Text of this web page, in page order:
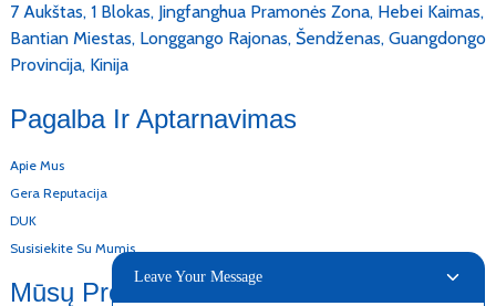
7 Aukštas, 1 Blokas, Jingfanghua Pramonės Zona, Hebei Kaimas,
Bantian Miestas, Longgango Rajonas, Šendženas, Guangdongo
Provincija, Kinija
Pagalba Ir Aptarnavimas
Apie Mus
Gera Reputacija
DUK
Susisiekite Su Mumis
Mūsų Produktai
Leave Your Message